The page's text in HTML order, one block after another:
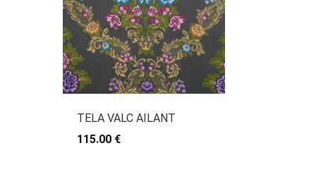
TELA VALC AILANT
115.00 €